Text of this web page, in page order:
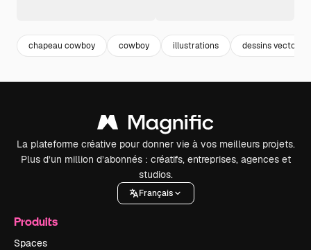
chapeau cowboy cowboy illustrations dessins
La plateforme créative pour donner vie à vos meilleurs projets.
Plus d’un million d’abonnés : créatifs, entreprises, agences et
studios.
Français
Produits
Spaces